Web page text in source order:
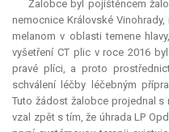
Žalobce byl pojištěncem
nemocnice Královské
melanom v oblasti temene
vyšetření CT plic v roce 2016
pravé plíci, a proto
schválení léčby léčebným
Tuto žádost žalobce projednal s
vzal zpět s tím, že úhrada LP